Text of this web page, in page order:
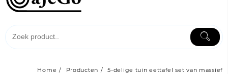
Home Producten
5-delige tuin eettafel set van massief